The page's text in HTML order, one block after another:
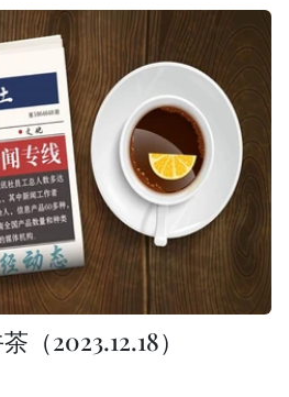
（2023.12.18）